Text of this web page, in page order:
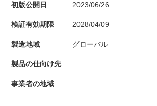
初版公開日 2023/06/26
検証有効期限 2028/04/09
製造地域 グローバル
製品の仕向け先
事業者の地域